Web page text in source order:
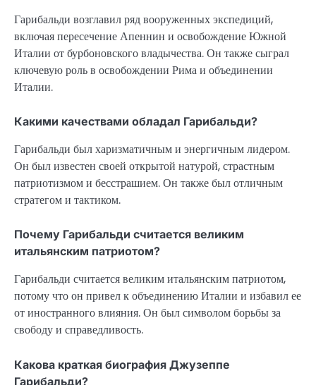
Гарибальди возглавил ряд вооруженных экспедиций,
включая пересечение Апеннин и освобождение Южной
Италии от бурбоновского владычества. Он также сыграл
ключевую роль в освобождении Рима и объединении
Италии.
Какими качествами обладал Гарибальди?
Гарибальди был харизматичным и энергичным лидером.
Он был известен своей открытой натурой, страстным
патриотизмом и бесстрашием. Он также был отличным
стратегом и тактиком.
Почему Гарибальди считается великим
итальянским патриотом?
Гарибальди считается великим итальянским патриотом,
потому что он привел к объединению Италии и избавил ее
от иностранного влияния. Он был символом борьбы за
свободу и справедливость.
Какова краткая биография Джузеппе
Гарибальди?